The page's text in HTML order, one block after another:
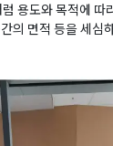
용도와 목적에 따
의 면적 등을 세심